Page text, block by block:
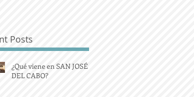
Posts
¿Qué viene en SAN JOSÉ
DEL CABO?